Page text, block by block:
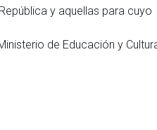
y aquellas para cuyo
de Educación y